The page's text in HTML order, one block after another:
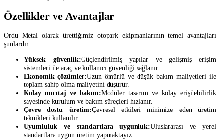
Özellikler ve Avantajlar
Ordu Metal olarak ürettiğimiz otopark ekipmanlarının temel avantajları
şunlardır:
Yüksek güvenlik:Güçlendirilmiş yapılar ve gelişmiş erişim
sistemleri ile araç ve kullanıcı güvenliği sağlanır.
Ekonomik çözümler:Uzun ömürlü ve düşük bakım maliyetleri ile
toplam sahip olma maliyetini düşürür.
Kolay montaj ve bakım:Modüler tasarım ve kolay erişilebilirlik
sayesinde kurulum ve bakım süreçleri hızlanır.
Çevre dostu üretim:Çevresel etkileri minimize eden üretim
teknikleri kullanılır.
Uyumluluk ve standartlara uygunluk:Uluslararası ve yerel
standartlara uygun üretim yapmaktayız.